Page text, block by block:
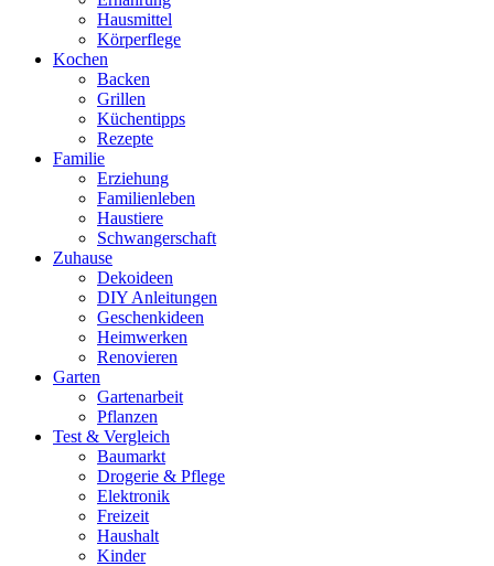
Hausmittel
Körperflege
Kochen
Backen
Grillen
Küchentipps
Rezepte
Familie
Erziehung
Familienleben
Haustiere
Schwangerschaft
Zuhause
Dekoideen
DIY Anleitungen
Geschenkideen
Heimwerken
Renovieren
Garten
Gartenarbeit
Pflanzen
Test & Vergleich
Baumarkt
Drogerie & Pflege
Elektronik
Freizeit
Haushalt
Kinder